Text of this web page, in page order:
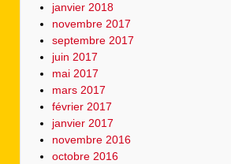
janvier 2018
novembre 2017
septembre 2017
juin 2017
mai 2017
mars 2017
février 2017
janvier 2017
novembre 2016
octobre 2016